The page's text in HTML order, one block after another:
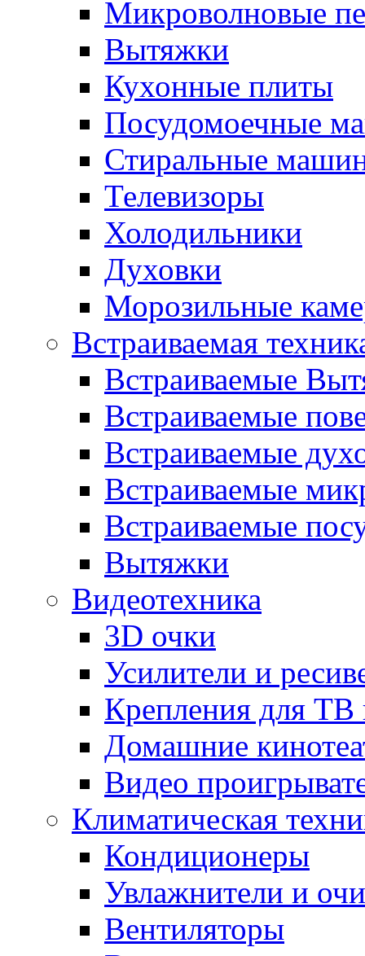
Микроволновые
Вытяжки
Кухонные плиты
Посудомоечные
Стиральные
Телевизоры
Холодильники
Духовки
Морозильные
Встраиваемая
Встраиваемые
Встраиваемые
Встраиваемые
Встраиваемые
Встраиваемые
Вытяжки
Видеотехника
3D очки
Усилители и
Крепления для ТВ
Домашние
Видео
Климатическая
Кондиционеры
Увлажнители и
Вентиляторы